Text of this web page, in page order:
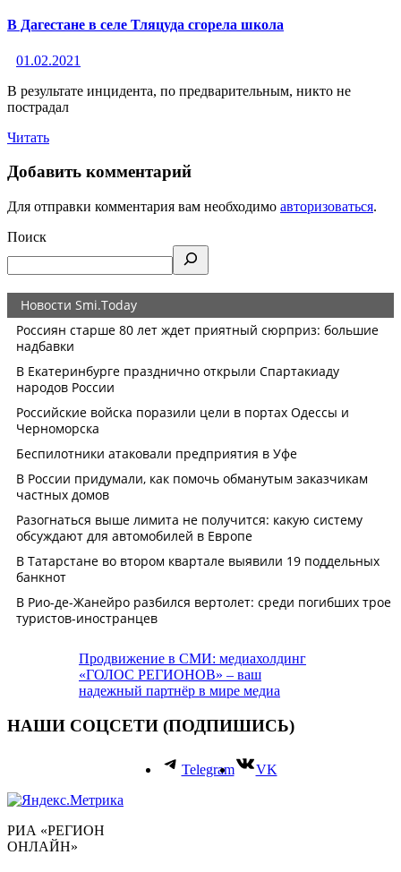
В Дагестане в селе Тляцуда сгорела школа
01.02.2021
В результате инцидента, по предварительным, никто не
пострадал
Читать
Добавить комментарий
Для отправки комментария вам необходимо авторизоваться.
Поиск
Продвижение в СМИ: медиахолдинг
«ГОЛОС РЕГИОНОВ» – ваш
надежный партнёр в мире медиа
НАШИ СОЦСЕТИ (ПОДПИШИСЬ)
Telegram VK
РИА «РЕГИОН
ОНЛАЙН»